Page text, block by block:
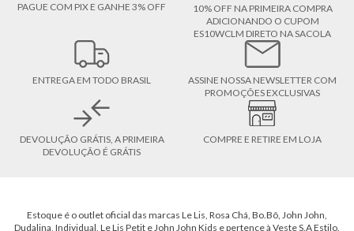
PAGUE COM PIX E GANHE 3% OFF
10% OFF NA PRIMEIRA COMPRA
ADICIONANDO O CUPOM
ES10WCLM DIRETO NA SACOLA
ENTREGA EM TODO BRASIL
ASSINE NOSSA NEWSLETTER COM
PROMOÇÕES EXCLUSIVAS
DEVOLUÇÃO GRÁTIS, A PRIMEIRA
DEVOLUÇÃO É GRÁTIS
COMPRE E RETIRE EM LOJA
Estoque é o outlet oficial das marcas Le Lis, Rosa Chá, Bo.Bô, John John,
Dudalina, Individual, Le Lis Petit e John John Kids e pertence à Veste S.A Estilo.